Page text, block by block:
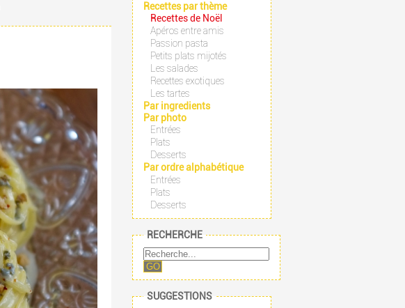
Recettes par thème
Recettes de Noël
Apéros entre amis
Passion pasta
Petits plats mijotés
Les salades
Recettes exotiques
Les tartes
Par ingredients
Par photo
Entrées
Plats
Desserts
Par ordre alphabétique
Entrées
Plats
Desserts
RECHERCHE
GO
SUGGESTIONS